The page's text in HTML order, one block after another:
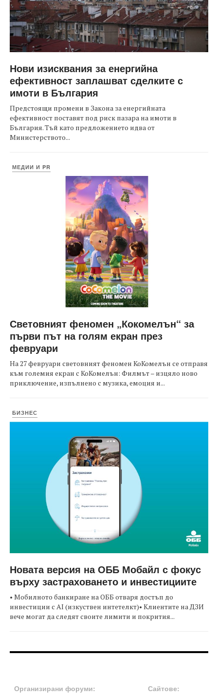
Нови изисквания за енергийна
ефективност заплашват сделките с
имоти в България
Предстоящи промени в Закона за енергийната
ефективност поставят под риск пазара на имоти в
България. Тъй като предложението идва от
Министерството...
МЕДИИ И PR
Световният феномен „Кокомелън“ за
първи път на голям екран през
февруари
На 27 февруари световният феномен КоКомелън се отправя
към големия екран с КоКомелън: Филмът – изцяло ново
приключение, изпълнено с музика, емоция и...
БИЗНЕС
Новата версия на ОББ Мобайл с фокус
върху застраховането и инвестициите
• Мобилното банкиране на ОББ отваря достъп до
инвестиции с AI (изкуствен интетелкт)• Клиентите на ДЗИ
вече могат да следят своите лимити и покрития...
Организирани форуми: Сайтове: